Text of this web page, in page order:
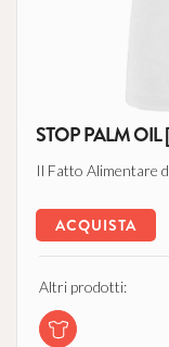
STOP PALM
Il Fatto Alimentare
ACQUISTA
Altri prodotti: